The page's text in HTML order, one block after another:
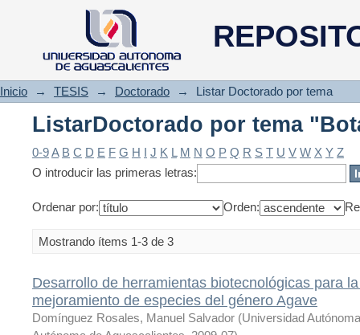
ListarDoctorado por tema
Inicio → TESIS → Doctorado → Listar Doctorado por tema
ListarDoctorado por tema
0-9A B C D E F G H I J K L M N O P Q R S T U V W X Y Z
O introducir las primeras letras:
Ordenar por: Orden:
Mostrando ítems 1-3 de 3
Desarrollo de herramientas biotecnológicas para
mejoramiento de especies del género Agave
Domínguez Rosales, Manuel Salvador (Universidad